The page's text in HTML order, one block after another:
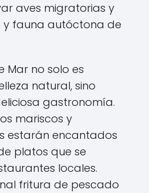
aves migratorias y
y fauna autóctona de
Mar no solo es
natural, sino
gastronomía.
mariscos y
estarán encantados
platos que se
locales.
fritura de pescado